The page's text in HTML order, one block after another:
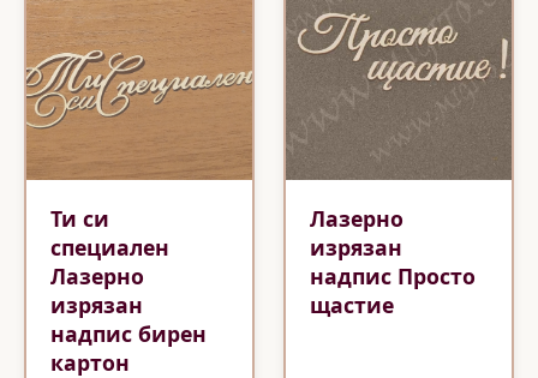
Ти си
специален
Лазерно
изрязан
надпис бирен
картон
Лазерно
изрязан
надпис Просто
щастие